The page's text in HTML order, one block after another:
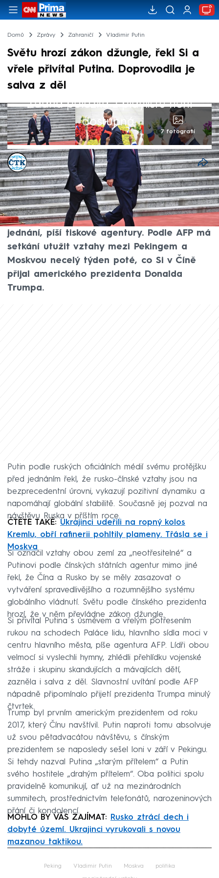
Domů Zprávy Zahraničí Vladimir Putin
Světu hrozí zákon džungle, řekl Si a
vřele přivítal Putina. Doprovodila je
salva z děl
Žádná položka z playlistu není
dostupná.
7 fotografií
ČTK
20. kvě 2026, 06:43
Čínský prezident Si Ťin-pching ve středu v
Pekingu slavnostně uvítal ruského vládce
Vladimira Putina, oba lídři následně zahájili
jednání, píší tiskové agentury. Podle AFP má
setkání utužit vztahy mezi Pekingem a
Moskvou necelý týden poté, co Si v Číně
přijal amerického prezidenta Donalda
Trumpa.
Putin podle ruských oficiálních médií svému protějšku
před jednáním řekl, že rusko-čínské vztahy jsou na
bezprecedentní úrovni, vykazují pozitivní dynamiku a
napomáhají globální stabilitě. Současně jej pozval na
návštěvu Ruska v příštím roce.
ČTĚTE TAKÉ: Ukrajinci udeřili na ropný kolos
Kremlu, obří rafinerii pohltily plameny. Třásla se i
Moskva
Si označil vztahy obou zemí za „neotřesitelné“ a
Putinovi podle čínských státních agentur mimo jiné
řekl, že Čína a Rusko by se měly zasazovat o
vytváření spravedlivějšího a rozumnějšího systému
globálního vládnutí. Světu podle čínského prezidenta
hrozí, že v něm převládne zákon džungle.
Si přivítal Putina s úsměvem a vřelým potřesením
rukou na schodech Paláce lidu, hlavního sídla moci v
centru hlavního města, píše agentura AFP. Lídři obou
velmocí si vyslechli hymny, zhlédli přehlídku vojenské
stráže i skupinu skandujících a mávajících dětí,
zazněla i salva z děl. Slavnostní uvítání podle AFP
nápadně připomínalo přijetí prezidenta Trumpa minulý
čtvrtek.
Trump byl prvním americkým prezidentem od roku
2017, který Čínu navštívil. Putin naproti tomu absolvuje
už svou pětadvacátou návštěvu, s čínským
prezidentem se naposledy sešel loni v září v Pekingu.
Si tehdy nazval Putina „starým přítelem“ a Putin
svého hostitele „drahým přítelem“. Oba politici spolu
pravidelně komunikují, ať už na mezinárodních
summitech, prostřednictvím telefonátů, narozeninových
přání či kondolencí.
MOHLO BY VÁS ZAJÍMAT:
Rusko ztrácí dech i
dobyté území. Ukrajinci vyrukovali s novou
mazanou taktikou.
Peking Vladimir Putin Moskva politika